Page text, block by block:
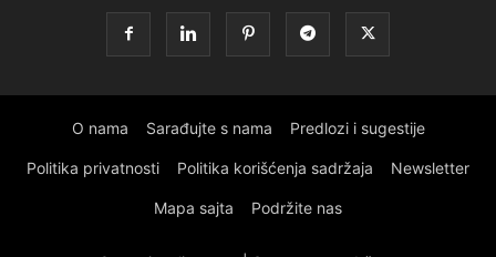
O nama Sarađujte s nama Predlozi i sugestije
Politika privatnosti Politika korišćenja sadržaja Newsletter
Mapa sajta Podržite nas